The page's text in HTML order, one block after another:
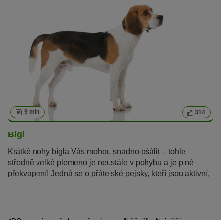
9 min 314
Bígl
Krátké nohy bígla Vás mohou snadno ošálit – tohle
středně velké plemeno je neustále v pohybu a je plné
překvapení! Jedná se o přátelské pejsky, kteří jsou aktivní,